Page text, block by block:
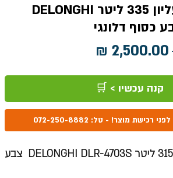
מקרר מקפיא עליון 335 ליטר DELONGHI
מחיר
רגיל
מבצע
קנה עכשיו > 🛒
מוצר! - טל: 072-250-8882
מקרר מקפיא עליון 315 ליטר DELONGHI DLR-4703S צבע